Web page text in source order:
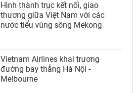
Hình thành trục kết nối, giao
thương giữa Việt Nam với các
nước tiểu vùng sông Mekong
Vietnam Airlines khai trương
đường bay thẳng Hà Nội -
Melbourne